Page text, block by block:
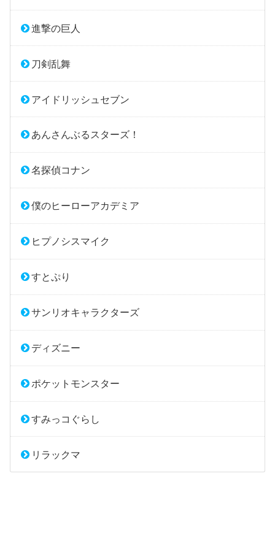
進撃の巨人
刀剣乱舞
アイドリッシュセブン
あんさんぶるスターズ！
名探偵コナン
僕のヒーローアカデミア
ヒプノシスマイク
すとぷり
サンリオキャラクターズ
ディズニー
ポケットモンスター
すみっコぐらし
リラックマ